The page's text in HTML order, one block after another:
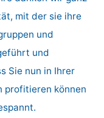
mit der sie ihre
und
und
Sie nun in Ihrer
profitieren können